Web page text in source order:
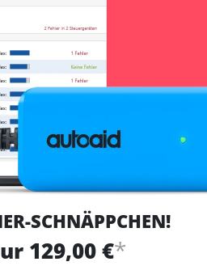
SCHNÄPPCHEN!
129,00 €*